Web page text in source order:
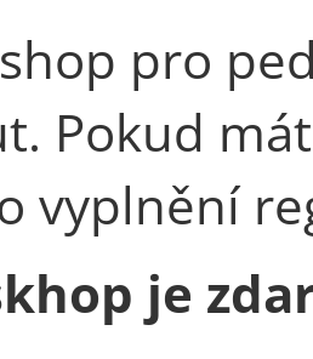
pro
Pokud
vyplnění
je